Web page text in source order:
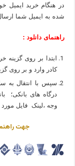
در هنگام خرید ایمیل
شده به ایمیل شما
راهنمای دانلود :
ابتدا بر روی گزینه
کادر وارد و بر روی
سپس با انتقال به
درگاه های بانکی؛
وجه ،لینک فایل
جهت